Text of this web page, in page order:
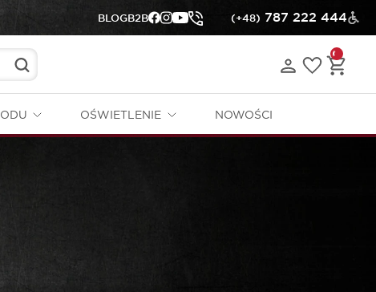
BLOGB2B (+48) 787 222 444
OŚWIETLENIE NOWOŚCI